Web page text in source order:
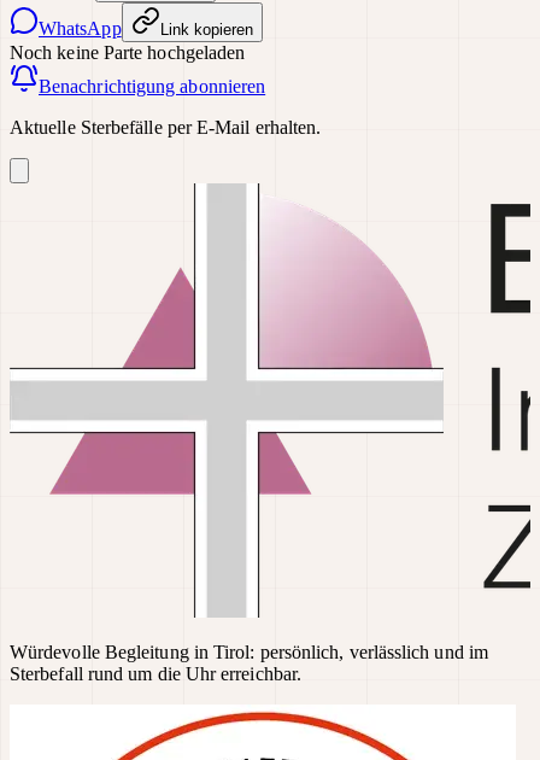
WhatsApp Link kopieren
Noch keine Parte hochgeladen
Benachrichtigung abonnieren
Aktuelle Sterbefälle per E-Mail erhalten.
Würdevolle Begleitung in Tirol: persönlich, verlässlich und im
Sterbefall rund um die Uhr erreichbar.